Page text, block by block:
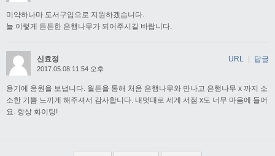
미약하나마 도서구입으로 지원하겠습니다.
늘 이렇게 든든한 은행나무가 되어주시길 바랍니다.
신효정
2017.05.08 11:54 오후
용기에 응원을 보냅니다. 월든을 통해 처음 은행나무와 만나고 은행나무 x 까지 소
소한 기쁨 느끼게 해주셔서 감사합니다. 내멋대로 세계 서점 x도 너무 마음에 들어
요. 항상 화이팅!
URL 답글